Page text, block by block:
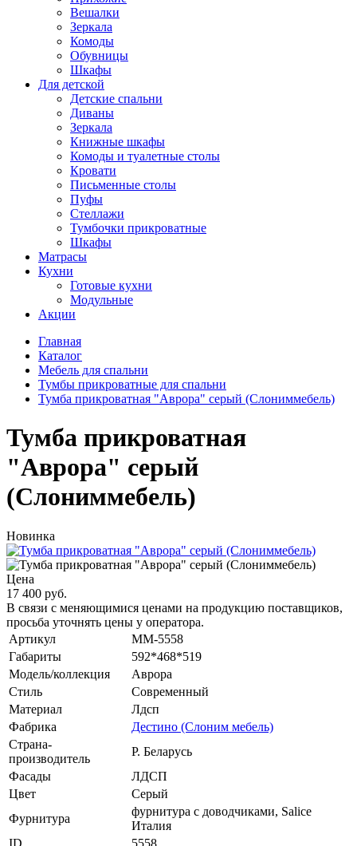
Вешалки
Зеркала
Комоды
Обувницы
Шкафы
Для детской
Детские спальни
Диваны
Зеркала
Книжные шкафы
Комоды и туалетные столы
Кровати
Письменные столы
Пуфы
Стеллажи
Тумбочки прикроватные
Шкафы
Матрасы
Кухни
Готовые кухни
Модульные
Акции
Главная
Каталог
Мебель для спальни
Тумбы прикроватные для спальни
Тумба прикроватная "Аврора" серый (Слониммебель)
Тумба прикроватная
"Аврора" серый
(Слониммебель)
Новинка
Цена
17 400 руб.
В связи с меняющимися ценами на продукцию поставщиков,
просьба уточнять цены у оператора.
Артикул
MM-5558
Габариты
592*468*519
Модель/коллекция
Аврора
Стиль
Современный
Материал
Лдсп
Фабрика
Дестино (Слоним мебель)
Страна-
производитель
Р. Беларусь
Фасады
ЛДСП
Цвет
Серый
Фурнитура
фурнитура с доводчиками, Salice
Италия
ID
5558